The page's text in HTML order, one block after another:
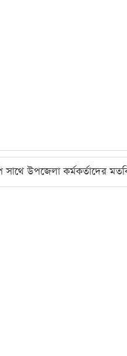
উপজেলা কর্মকর্তাদের